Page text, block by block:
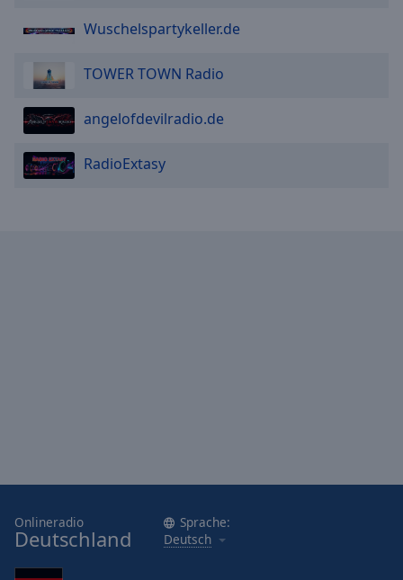
Wuschelspartykeller.de
TOWER TOWN Radio
angelofdevilradio.de
RadioExtasy
Onlineradio
Deutschland
Sprache:
Deutsch